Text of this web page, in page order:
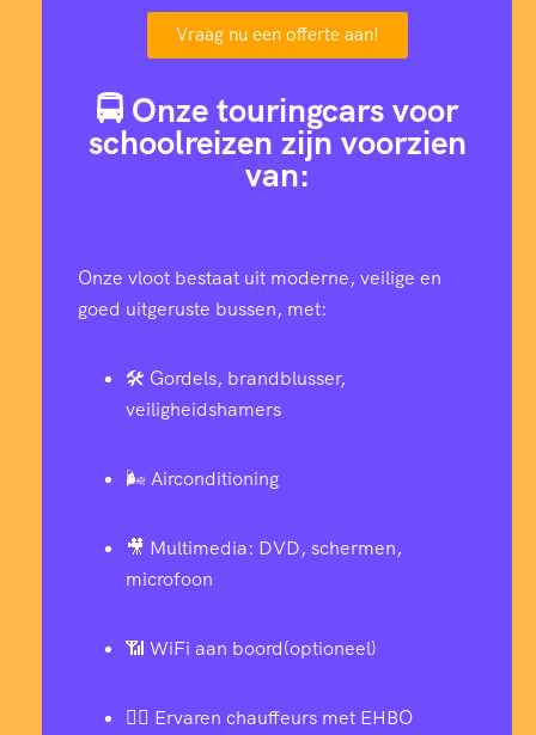
Vraag nu een offerte aan!
🚍 Onze touringcars voor
schoolreizen zijn voorzien
van:
Onze vloot bestaat uit moderne, veilige en
goed uitgeruste bussen, met:
🛠️ Gordels, brandblusser,
veiligheidshamers
🌬️ Airconditioning
🎥 Multimedia: DVD, schermen,
microfoon
📶 WiFi aan boord(optioneel)
👨‍✈️ Ervaren chauffeurs met EHBO